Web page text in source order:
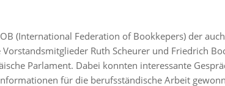
(International Federation of Bookkepers) der auch
Ruth Scheurer und Friedrich
Parlament. Dabei konnten interessante
für die berufsständische Arbeit